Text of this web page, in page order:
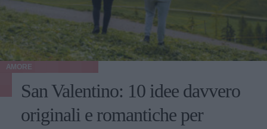
AMORE
San Valentino: 10 idee davvero
originali e romantiche per